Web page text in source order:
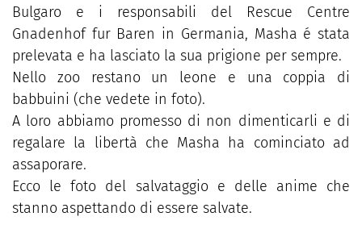
Bulgaro e i responsabili del Rescue Centre
Gnadenhof fur Baren in Germania, Masha é stata
prelevata e ha lasciato la sua prigione per sempre.
Nello zoo restano un leone e una coppia di
babbuini (che vedete in foto).
A loro abbiamo promesso di non dimenticarli e di
regalare la libertà che Masha ha cominciato ad
assaporare.
Ecco le foto del salvataggio e delle anime che
stanno aspettando di essere salvate.